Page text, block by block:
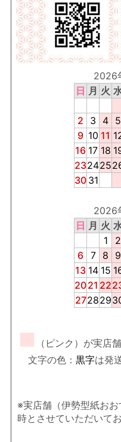
2026
日 月 火
2
3 4 5
9 10 11
16 17 18
232425
30 31
2026
日 月 火
1
2
6 7 8 9
13 14 15
2021 22
272829
■
（ピンク）が実店
文字の色： 黒字は発
※実店舗（伊勢型紙お
時とさせていただいてお